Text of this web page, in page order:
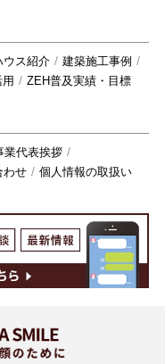
ウス紹介
建築施工事例
ZEH普及実績・目標
業代表挨拶
わせ 個人情報の取扱い